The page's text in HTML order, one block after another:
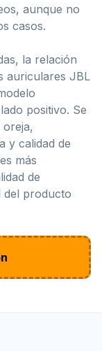
aunque no
casos.
la relación
auriculares JBL
positivo. Se
oreja,
y calidad de
más
de
del producto